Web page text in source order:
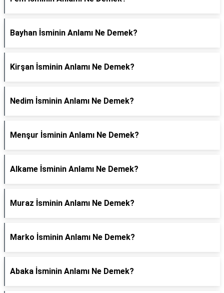
Bayhan İsminin Anlamı Ne Demek?
Kirşan İsminin Anlamı Ne Demek?
Nedim İsminin Anlamı Ne Demek?
Menşur İsminin Anlamı Ne Demek?
Alkame İsminin Anlamı Ne Demek?
Muraz İsminin Anlamı Ne Demek?
Marko İsminin Anlamı Ne Demek?
Abaka İsminin Anlamı Ne Demek?